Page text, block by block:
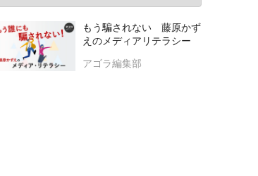
もう騙されない 藤原かず
えのメディアリテラシー
アゴラ編集部